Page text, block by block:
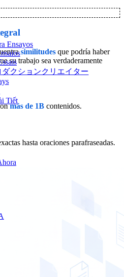
Ensayos
クションクリエイター
Tiết
similitudes que podría haber
su trabajo sea verdaderamente
más de 1B contenidos.
hasta oraciones parafraseadas.